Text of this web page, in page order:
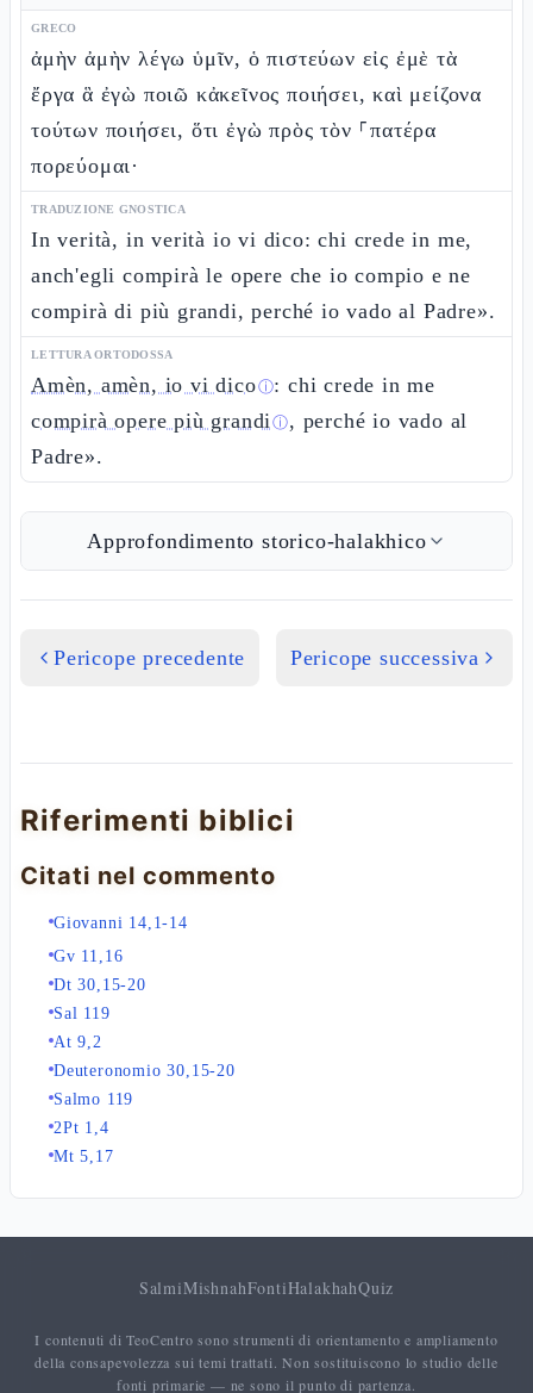
GRECO
ἀμὴν ἀμὴν λέγω ὑμῖν, ὁ πιστεύων εἰς ἐμὲ τὰ
ἔργα ἃ ἐγὼ ποιῶ κἀκεῖνος ποιήσει, καὶ μείζονα
τούτων ποιήσει, ὅτι ἐγὼ πρὸς τὸν ⸀πατέρα
πορεύομαι·
TRADUZIONE GNOSTICA
In verità, in verità io vi dico: chi crede in me,
anch'egli compirà le opere che io compio e ne
compirà di più grandi, perché io vado al Padre».
LETTURA ORTODOSSA
Amèn, amèn, io vi dicoⓘ: chi crede in me
compirà opere più grandiⓘ, perché io vado al
Padre».
Approfondimento storico-halakhico
Pericope precedente Pericope successiva
Riferimenti biblici
Citati nel commento
Giovanni 14,1-14
Gv 11,16
Dt 30,15-20
Sal 119
At 9,2
Deuteronomio 30,15-20
Salmo 119
2Pt 1,4
Mt 5,17
SalmiMishnahFontiHalakhahQuiz
I contenuti di TeoCentro sono strumenti di orientamento e ampliamento
della consapevolezza sui temi trattati. Non sostituiscono lo studio delle
fonti primarie — ne sono il punto di partenza.